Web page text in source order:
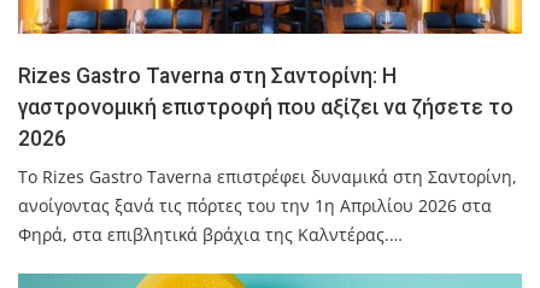
Rizes Gastro Taverna στη Σαντορίνη: Η
γαστρονομική επιστροφή που αξίζει να ζήσετε το
2026
Το Rizes Gastro Taverna επιστρέφει δυναμικά στη Σαντορίνη,
ανοίγοντας ξανά τις πόρτες του την 1η Απριλίου 2026 στα
Φηρά, στα επιβλητικά βράχια της Καλντέρας.…